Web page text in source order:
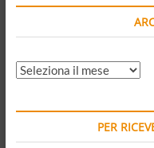
ARCHIVI
PER